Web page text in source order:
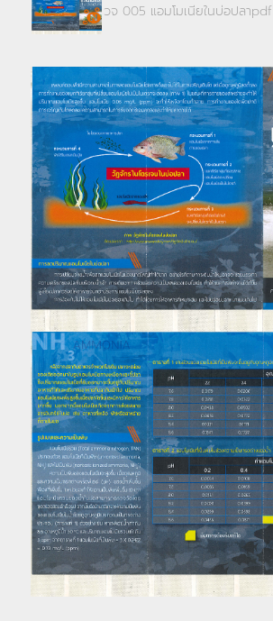
วจ 005 แอมโมเนียในบ่อปลาpdf